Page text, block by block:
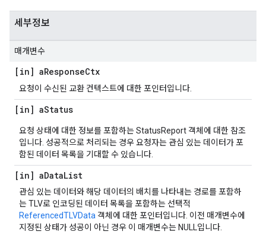
세부정보
매개변수
[in] aResponseCtx
요청이 수신된 교환 컨텍스트에 대한 포인터입니다.
[in] aStatus
요청 상태에 대한 정보를 포함하는 StatusReport 객체에 대한 참조
입니다. 성공적으로 처리되는 경우 요청자는 관심 있는 데이터가 포
함된 데이터 목록을 기대할 수 있습니다.
[in] aDataList
관심 있는 데이터와 해당 데이터의 배치를 나타내는 경로를 포함하
는 TLV로 인코딩된 데이터 목록을 포함하는 선택적
ReferencedTLVData 객체에 대한 포인터입니다. 이전 매개변수에
지정된 상태가 성공이 아닌 경우 이 매개변수는 NULL입니다.